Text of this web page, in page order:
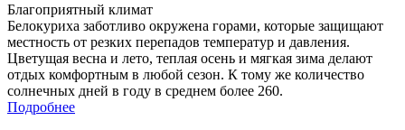
Благоприятный климат
Белокуриха заботливо окружена горами, которые защищают
местность от резких перепадов температур и давления.
Цветущая весна и лето, теплая осень и мягкая зима делают
отдых комфортным в любой сезон. К тому же количество
солнечных дней в году в среднем более 260.
Подробнее